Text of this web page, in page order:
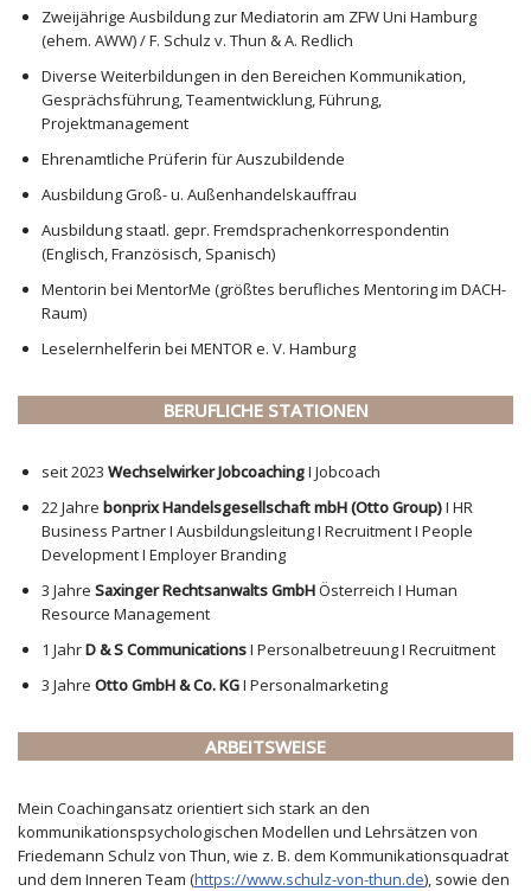
Zweijährige Ausbildung zur Mediatorin am ZFW Uni Hamburg
(ehem. AWW) / F. Schulz v. Thun & A. Redlich
Diverse Weiterbildungen in den Bereichen Kommunikation,
Gesprächsführung, Teamentwicklung, Führung,
Projektmanagement
Ehrenamtliche Prüferin für Auszubildende
Ausbildung Groß- u. Außenhandelskauffrau
Ausbildung staatl. gepr. Fremdsprachenkorrespondentin
(Englisch, Französisch, Spanisch)
Mentorin bei MentorMe (größtes berufliches Mentoring im DACH-
Raum)
Leselernhelferin bei MENTOR e. V. Hamburg
BERUFLICHE STATIONEN
seit 2023 Wechselwirker JobcoachingI Jobcoach
22 Jahre bonprix Handelsgesellschaft mbH (Otto Group)I HR
Business Partner I Ausbildungsleitung I Recruitment I People
Development I Employer Branding
3 Jahre Saxinger Rechtsanwalts GmbHÖsterreich I Human
Resource Management
1 JahrD & S CommunicationsI Personalbetreuung I Recruitment
3 Jahre Otto GmbH & Co. KGI Personalmarketing
ARBEITSWEISE
Mein Coachingansatz orientiert sich stark an den
kommunikationspsychologischen Modellen und Lehrsätzen von
Friedemann Schulz von Thun, wie z. B. dem Kommunikationsquadrat
und dem Inneren Team (https://www.schulz-von-thun.de), sowie den